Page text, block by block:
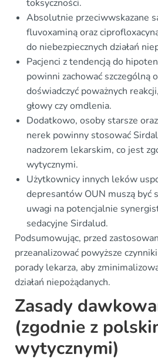
toksyczności.
Absolutnie przeciwwskazane
fluvoxaminą oraz
do niebezpiecznych działań
Pacjenci z tendencją do
powinni zachować szczególną
doświadczyć poważnych
głowy czy omdlenia.
Dodatkowo, osoby starsze
nerek powinny stosować
nadzorem lekarskim, co jest
wytycznymi.
Użytkownicy innych leków
depresantów OUN muszą być
uwagi na potencjalnie
sedacyjne Sirdalud.
Podsumowując, przed
przeanalizować powyższe
porady lekarza, aby
działań niepożądanych.
Zasady
(zgodnie z
wytycznymi)